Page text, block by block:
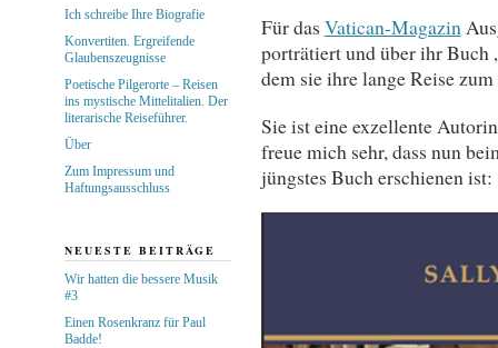
Für das Vatican-Magazin
porträtiert und über ihr Buch
dem sie ihre lange Reise
Sie ist eine exzellente
freue mich sehr, dass nun
jüngstes Buch erschienen ist:
Ich schreibe Ihre Biografie
Konvertiten. Ergreifende
Glaubenszeugnisse
Poetische Pilgerorte – Reisen
ins mystische Mittelitalien. Der
literarische Reiseführer.
Über
Zum Impressum und
Haftungsausschluss
NEUESTE BEITRÄGE
Wir hatten die bessere Musik
#3
Einen Rosenkranz für Paul
Badde!